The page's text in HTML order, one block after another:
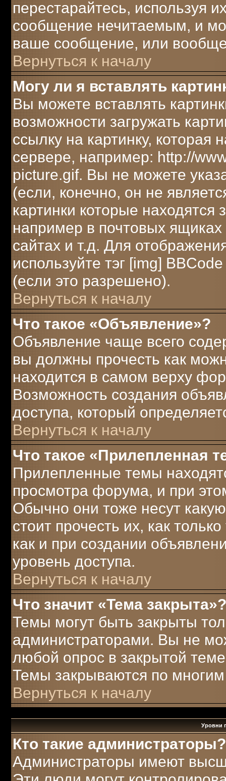
перестарайтесь, используя
сообщение нечитаемым, и
ваше сообщение, или вообще
Вернуться к началу
Могу ли я вставлять
Вы можете вставлять
возможности загружать
ссылку на картинку,
сервере, например: http://
picture.gif. Вы не можете
(если, конечно, он не
картинки которые
например в почтовых
сайтах и т.д. Для
используйте тэг [img]
(если это разрешено).
Вернуться к началу
Что такое «Объявление»?
Объявление чаще всего
вы должны прочесть как
находится в самом верху
Возможность создания
доступа, который
Вернуться к началу
Что такое «Прилепленная
Прилепленные темы
просмотра форума, и при
Обычно они тоже несут
стоит прочесть их, как
как и при создании
уровень доступа.
Вернуться к началу
Что значит «Тема закрыта»?
Темы могут быть закрыты
администраторами. Вы не
любой опрос в закрытой
Темы закрываются по
Вернуться к началу
Уровни
Кто такие администраторы?
Администраторы имеют